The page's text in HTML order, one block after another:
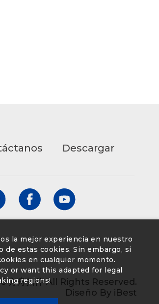
Descargar
方舟扣件 All Rights Reserved.
Diseño By iBest
la mejor experiencia en nuestro
estas cookies. Sin embargo, si
en cualquier momento.
or want this adapted for legal
regions!